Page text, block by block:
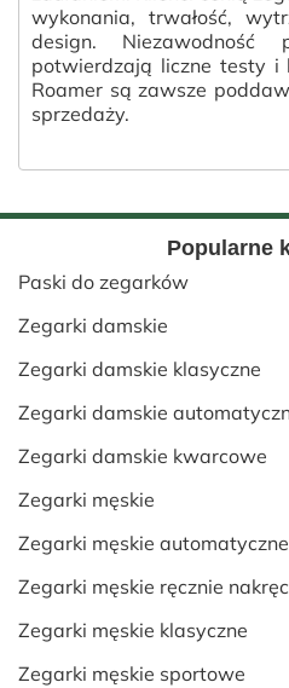
wykonania, trwałość,
design. Niezawodność
potwierdzają liczne testy i
Roamer są zawsze
sprzedaży.
Popularne
Paski do zegarków
Zegarki damskie
Zegarki damskie klasyczne
Zegarki damskie
Zegarki damskie kwarcowe
Zegarki męskie
Zegarki męskie automatyczne
Zegarki męskie ręcznie
Zegarki męskie klasyczne
Zegarki męskie sportowe